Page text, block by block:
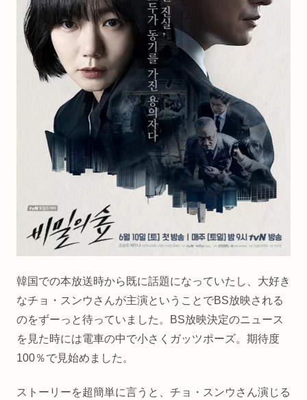
韓国での本放送時から既に話題になっていたし、大好き
なチョ・スンウさんが主演ということでBS放映される
のをずーっと待っていました。BS放映決定のニュース
を見た時には電車の中で小さくガッツポーズ。期待度
100％で見始めました。
ストーリーを超簡単に言うと、チョ・スンウさん演じる